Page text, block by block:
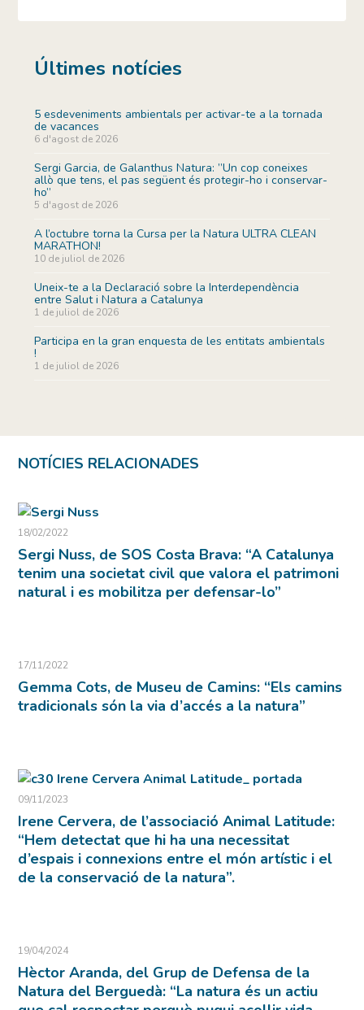
Últimes notícies
5 esdeveniments ambientals per activar-te a la tornada
de vacances
6 d'agost de 2026
Sergi Garcia, de Galanthus Natura: ”Un cop coneixes
allò que tens, el pas següent és protegir-ho i conservar-
ho”
5 d'agost de 2026
A l’octubre torna la Cursa per la Natura ULTRA CLEAN
MARATHON!
10 de juliol de 2026
Uneix-te a la Declaració sobre la Interdependència
entre Salut i Natura a Catalunya
1 de juliol de 2026
Participa en la gran enquesta de les entitats ambientals
!
1 de juliol de 2026
NOTÍCIES RELACIONADES
18/02/2022
Sergi Nuss, de SOS Costa Brava: “A Catalunya
tenim una societat civil que valora el patrimoni
natural i es mobilitza per defensar-lo”
17/11/2022
Gemma Cots, de Museu de Camins: “Els camins
tradicionals són la via d’accés a la natura”
09/11/2023
Irene Cervera, de l’associació Animal Latitude:
“Hem detectat que hi ha una necessitat
d’espais i connexions entre el món artístic i el
de la conservació de la natura”.
19/04/2024
Hèctor Aranda, del Grup de Defensa de la
Natura del Berguedà: “La natura és un actiu